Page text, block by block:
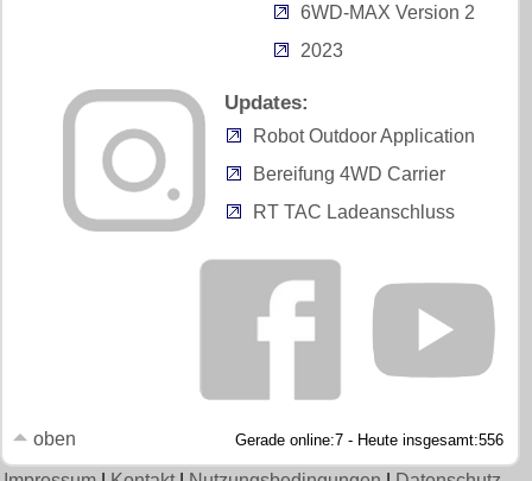
6WD-MAX Version 2
2023
Updates:
Robot Outdoor Application
Bereifung 4WD Carrier
RT TAC Ladeanschluss
Gerade online:7 - Heute insgesamt:556
oben